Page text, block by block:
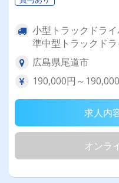
小型トラックドラ
準中型トラックド
広島県尾道市
190,000円～
求人内
オンラ